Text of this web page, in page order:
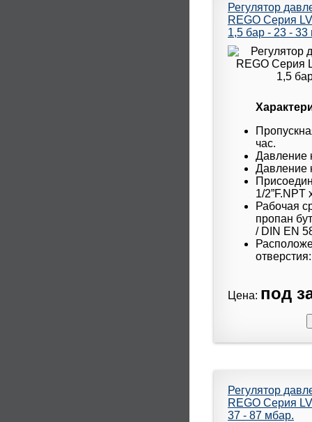
Регулятор
REGO Серия
1,5 бар - 23 - 33
час.
Давление
Давление
1/2”F.NPT
Рабочая
пропан
/ DIN EN
Цена: под
Регулятор
REGO Серия
37 - 87 мбар.